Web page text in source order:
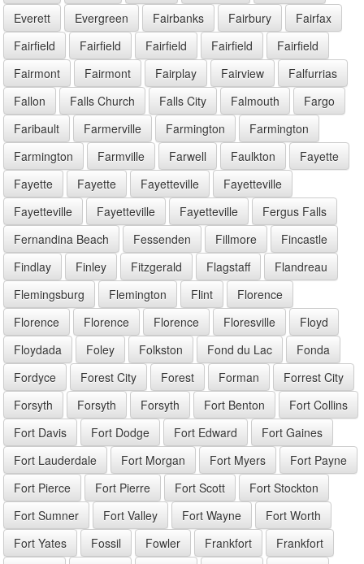
Everett Evergreen Fairbanks Fairbury
Fairfax
Fairfield
Fairfield Fairfield Fairfield
Fairfield
Fairmont
Fairmont Fairplay Fairview
Falfurrias
Fallon
Falls Church Falls City Falmouth
Fargo
Faribault
Farmerville Farmington
Farmington
Farmington
Farmville Farwell Faulkton
Fayette
Fayette
Fayette Fayetteville
Fayetteville
Fayetteville
Fayetteville Fayetteville
Fergus Falls
Fernandina Beach
Fessenden Fillmore
Fincastle
Findlay
Finley Fitzgerald Flagstaff
Flandreau
Flemingsburg
Flemington Flint
Florence
Florence
Florence Florence Floresville
Floyd
Floydada
Foley Folkston Fond du Lac
Fonda
Fordyce
Forest City Forest Forman
Forrest City
Forsyth
Forsyth Forsyth Fort Benton
Fort Collins
Fort Davis
Fort Dodge Fort Edward
Fort Gaines
Fort Lauderdale
Fort Morgan Fort Myers
Fort Payne
Fort Pierce
Fort Pierre Fort Scott
Fort Stockton
Fort Sumner
Fort Valley Fort Wayne
Fort Worth
Fort Yates
Fossil Fowler Frankfort
Frankfort